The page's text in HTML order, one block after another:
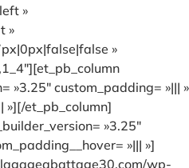
»
»
»
»3.25″ custom_padding= »||| »
»][/et_pb_column]
»3.25″
»||| »]
wp-